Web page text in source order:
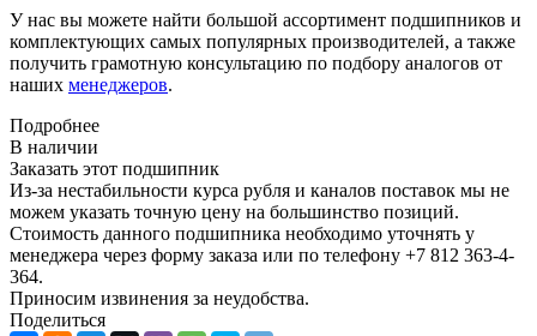
У нас вы можете найти большой ассортимент подшипников и
комплектующих самых популярных производителей, а также
получить грамотную консультацию по подбору аналогов от
наших менеджеров.
Подробнее
В наличии
Заказать этот подшипник
Из-за нестабильности курса рубля и каналов поставок мы не
можем указать точную цену на большинство позиций.
Стоимость данного подшипника необходимо уточнять у
менеджера через форму заказа или по телефону +7 812 363-4-
364.
Приносим извинения за неудобства.
Поделиться